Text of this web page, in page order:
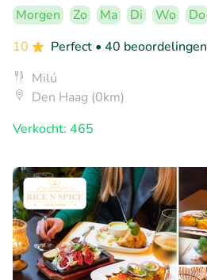
Morgen Zo Ma Di Wo
Do
10
Perfect • 40 beoordelingen
Milú
Den Haag (0km)
Verkocht: 465